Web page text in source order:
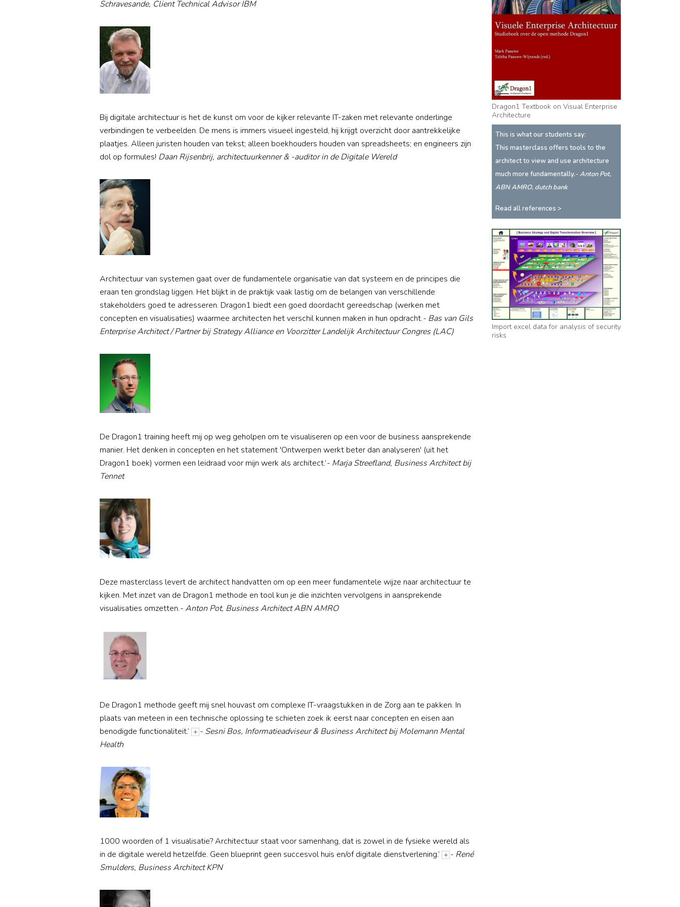
Schravesande, Client Technical Advisor IBM
Bij digitale architectuur is het de kunst om voor de kijker relevante IT-zaken met relevante onderlinge
verbindingen te verbeelden. De mens is immers visueel ingesteld, hij krijgt overzicht door aantrekkelijke
plaatjes. Alleen juristen houden van tekst; alleen boekhouders houden van spreadsheets; en engineers zijn
dol op formules! Daan Rijsenbrij, architectuurkenner & -auditor in de Digitale Wereld
Architectuur van systemen gaat over de fundamentele organisatie van dat systeem en de principes die
eraan ten grondslag liggen. Het blijkt in de praktijk vaak lastig om de belangen van verschillende
stakeholders goed te adresseren. Dragon1 biedt een goed doordacht gereedschap (werken met
concepten en visualisaties) waarmee architecten het verschil kunnen maken in hun opdracht.- Bas van Gils
Enterprise Architect / Partner bij Strategy Alliance en Voorzitter Landelijk Architectuur Congres (LAC)
De Dragon1 training heeft mij op weg geholpen om te visualiseren op een voor de business aansprekende
manier. Het denken in concepten en het statement 'Ontwerpen werkt beter dan analyseren' (uit het
Dragon1 boek) vormen een leidraad voor mijn werk als architect.’- Marja Streefland, Business Architect bij
Tennet
Deze masterclass levert de architect handvatten om op een meer fundamentele wijze naar architectuur te
kijken. Met inzet van de Dragon1 methode en tool kun je die inzichten vervolgens in aansprekende
visualisaties omzetten.- Anton Pot, Business Architect ABN AMRO
De Dragon1 methode geeft mij snel houvast om complexe IT-vraagstukken in de Zorg aan te pakken. In
plaats van meteen in een technische oplossing te schieten zoek ik eerst naar concepten en eisen aan
benodigde functionaliteit.’
- Sesni Bos, Informatieadviseur & Business Architect bij Molemann Mental
Health
1000 woorden of 1 visualisatie? Architectuur staat voor samenhang, dat is zowel in de fysieke wereld als
in de digitale wereld hetzelfde. Geen blueprint geen succesvol huis en/of digitale dienstverlening.’
- René
Smulders, Business Architect KPN
Dragon1 Textbook on Visual Enterprise
Architecture
This is what our students say:
This masterclass offers tools to the
architect to view and use architecture
much more fundamentally.- Anton Pot,
ABN AMRO, dutch bank
Read all references >
Import excel data for analysis of security
risks